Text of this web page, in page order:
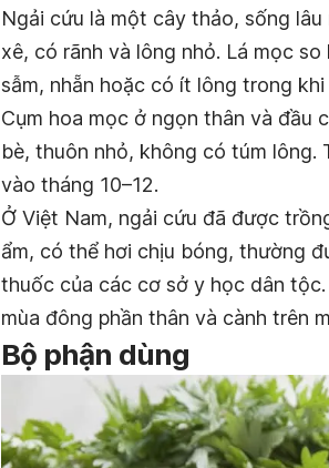
Ngải cứu là một cây thảo, sống
xê, có rãnh và lông nhỏ. Lá mọc
sẫm, nhẵn hoặc có ít lông trong
Cụm hoa mọc ở ngọn thân và đầu
bè, thuôn nhỏ, không có túm lông.
vào tháng 10–12.
Ở Việt Nam, ngải cứu đã được
ẩm, có thể hơi chịu bóng, thường
thuốc của các cơ sở y học dân
mùa đông phần thân và cành trên
Bộ phận dùng